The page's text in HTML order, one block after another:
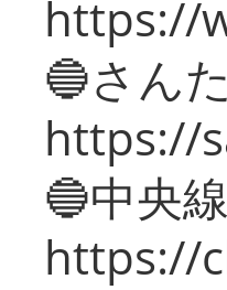
https://
🔵さん
https://
🔵中央
https://